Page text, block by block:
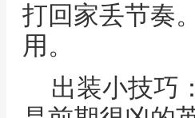
打回家丢节奏
用。
出装小技巧